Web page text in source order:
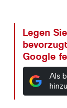
Legen
Google
Als